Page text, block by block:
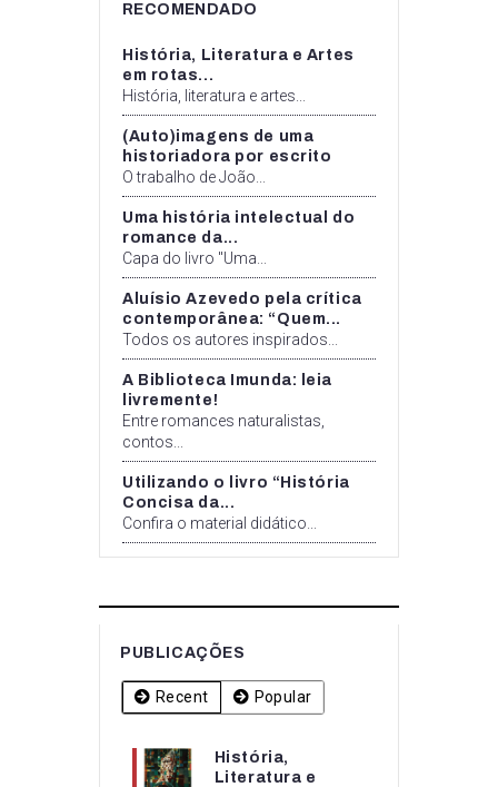
RECOMENDADO
História, Literatura e Artes
em rotas...
História, literatura e artes...
(Auto)imagens de uma
historiadora por escrito
O trabalho de João...
Uma história intelectual do
romance da...
Capa do livro "Uma...
Aluísio Azevedo pela crítica
contemporânea: “Quem...
Todos os autores inspirados...
A Biblioteca Imunda: leia
livremente!
Entre romances naturalistas,
contos...
Utilizando o livro “História
Concisa da...
Confira o material didático...
PUBLICAÇÕES
Recent Popular
História,
Literatura e
História,
Literatura e